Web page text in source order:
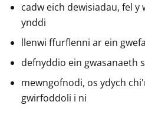
cadw eich dewisiadau, fel
ynddi
llenwi ffurflenni ar ein
defnyddio ein gwasanaeth
mewngofnodi, os ydych
gwirfoddoli i ni